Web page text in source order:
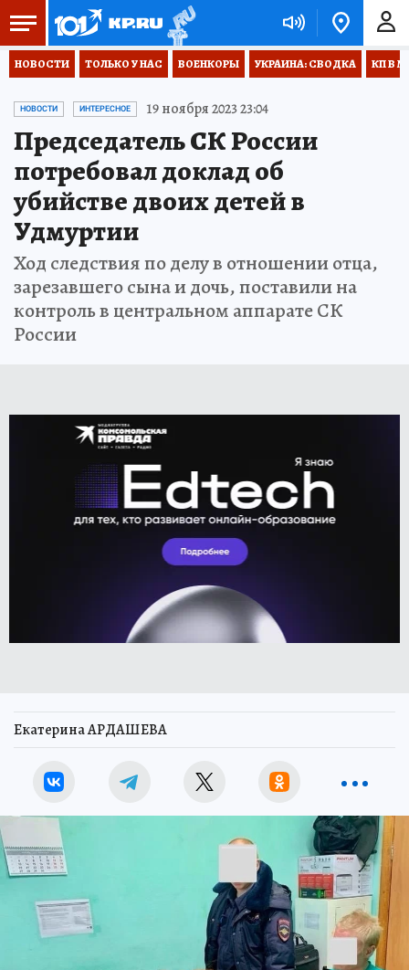
НОВОСТИ ТОЛЬКО У НАС ВОЕНКОРЫ УКРАИНА: СВОДКА КП В
НОВОСТИ ИНТЕРЕСНОЕ 19 ноября 2023 23:04
Председатель СК России
потребовал доклад об
убийстве двоих детей в
Удмуртии
Ход следствия по делу в отношении отца,
зарезавшего сына и дочь, поставили на
контроль в центральном аппарате СК
России
Екатерина АРДАШЕВА